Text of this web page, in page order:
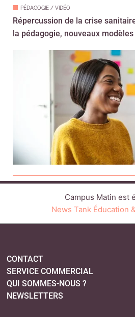
PÉDAGOGIE / VIDÉO
Répercussion de la crise
la pédagogie, nouveaux modèles
Campus Matin est
News Tank Éducation
CONTACT
SERVICE COMMERCIAL
QUI SOMMES-NOUS ?
NEWSLETTERS